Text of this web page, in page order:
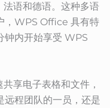
语和德语。这种多语
，WPS Office 具有特
钟内开始享受 WPS
享电子表格和文件，
远程团队的一员，还是